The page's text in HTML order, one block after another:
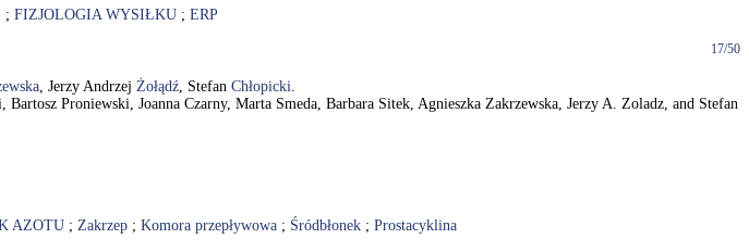
; FIZJOLOGIA WYSIŁKU ; ERP
17/50
, Jerzy Andrzej Żołądź, Stefan Chłopicki.
Proniewski, Joanna Czarny, Marta Smeda, Barbara Sitek, Agnieszka Zakrzewska, Jerzy A. Zoladz, and Stefan
AZOTU ; Zakrzep ; Komora przepływowa ; Śródbłonek ; Prostacyklina